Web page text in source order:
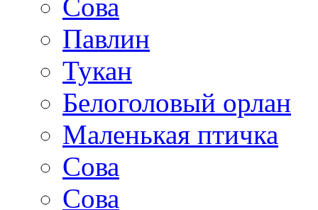
Сова
Павлин
Тукан
Белоголовый орлан
Маленькая птичка
Сова
Сова